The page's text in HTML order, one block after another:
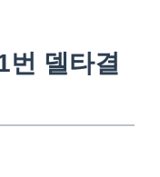
번 델타결